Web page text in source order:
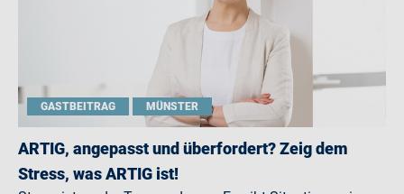
GASTBEITRAG MÜNSTER
ARTIG, angepasst und überfordert? Zeig dem
Stress, was ARTIG ist!